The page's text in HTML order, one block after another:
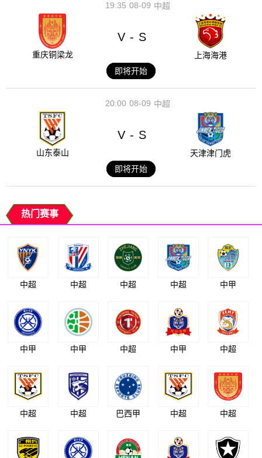
08-09
19:35 中超
重庆铜梁龙
V - S
上海海港
即将开始
08-09
20:00 中超
山东泰山
V - S
天津津门虎
即将开始
热门赛事
中超 中超 中超 中超 中甲
中甲 中甲 中超 中甲 中超
中超 中超 巴西甲 中超 中超